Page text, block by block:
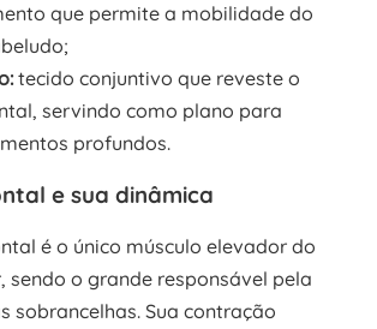
que permite a mobilidade do
tecido conjuntivo que reveste o
servindo como plano para
profundos.
e sua dinâmica
é o único músculo elevador do
sendo o grande responsável pela
sobrancelhas. Sua contração